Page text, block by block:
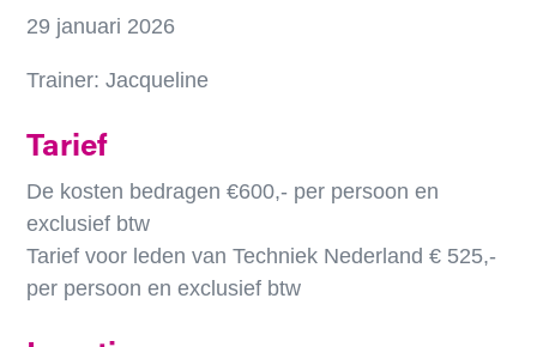
29 januari 2026
Trainer: Jacqueline
Tarief
De kosten bedragen €600,- per persoon en
exclusief btw
Tarief voor leden van Techniek Nederland € 525,-
per persoon en exclusief btw